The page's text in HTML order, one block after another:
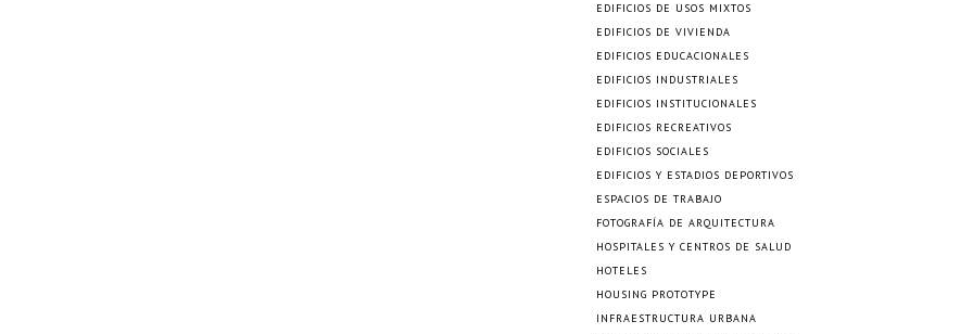
EDIFICIOS DE USOS MIXTOS
EDIFICIOS DE VIVIENDA
EDIFICIOS EDUCACIONALES
EDIFICIOS INDUSTRIALES
EDIFICIOS INSTITUCIONALES
EDIFICIOS RECREATIVOS
EDIFICIOS SOCIALES
EDIFICIOS Y ESTADIOS DEPORTIVOS
ESPACIOS DE TRABAJO
FOTOGRAFÍA DE ARQUITECTURA
HOSPITALES Y CENTROS DE SALUD
HOTELES
HOUSING PROTOTYPE
INFRAESTRUCTURA URBANA